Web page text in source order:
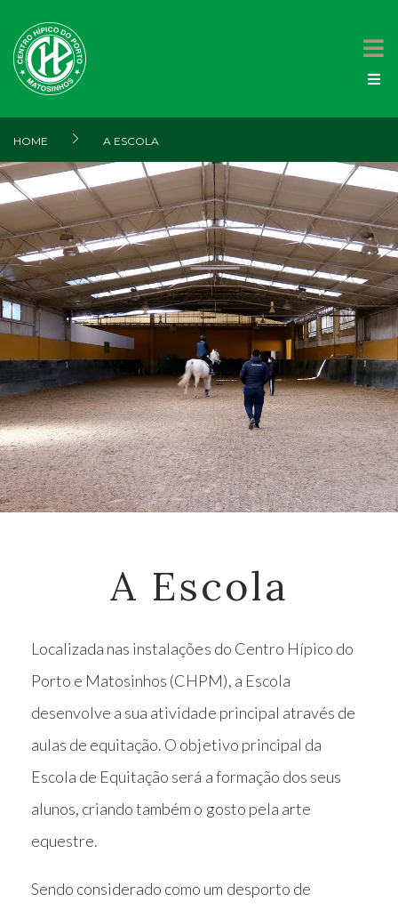
HOME A ESCOLA
A Escola
Localizada nas instalações do Centro Hípico do
Porto e Matosinhos (CHPM), a Escola
desenvolve a sua atividade principal através de
aulas de equitação. O objetivo principal da
Escola de Equitação será a formação dos seus
alunos, criando também o gosto pela arte
equestre.
Sendo considerado como um desporto de